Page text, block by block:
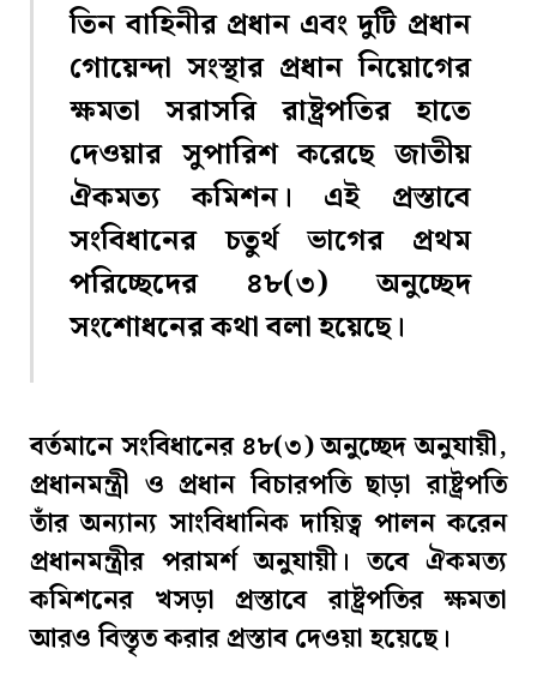
তিন বাহিনীর প্রধান এবং দুটি প্রধান
গোয়েন্দা সংস্থার প্রধান নিয়োগের
ক্ষমতা সরাসরি রাষ্ট্রপতির হাতে
দেওয়ার সুপারিশ করেছে জাতীয়
ঐকমত্য কমিশন। এই প্রস্তাবে
সংবিধানের চতুর্থ ভাগের প্রথম
পরিচ্ছেদের ৪৮(৩) অনুচ্ছেদ
সংশোধনের কথা বলা হয়েছে।
বর্তমানে সংবিধানের ৪৮(৩) অনুচ্ছেদ অনুযায়ী,
প্রধানমন্ত্রী ও প্রধান বিচারপতি ছাড়া রাষ্ট্রপতি
তাঁর অন্যান্য সাংবিধানিক দায়িত্ব পালন করেন
প্রধানমন্ত্রীর পরামর্শ অনুযায়ী। তবে ঐকমত্য
কমিশনের খসড়া প্রস্তাবে রাষ্ট্রপতির ক্ষমতা
আরও বিস্তৃত করার প্রস্তাব দেওয়া হয়েছে।